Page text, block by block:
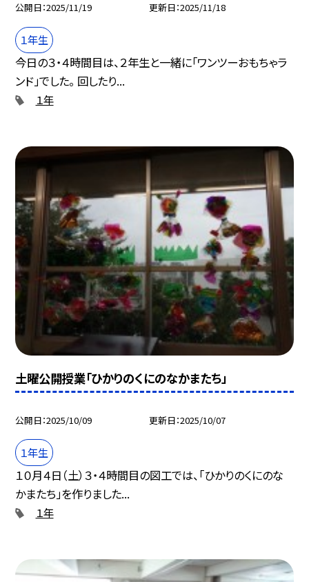
公開日 2025/11/19 更新日 2025/11/18
１年生
今日の３・４時間目は、２年生と一緒に「ワンツーおもちゃラ
ンド」でした。 回したり...
１年
土曜公開授業「ひかりのくにのなかまたち」
公開日 2025/10/09 更新日 2025/10/07
１年生
１０月４日（土）３・４時間目の図工では、「ひかりのくにのな
かまたち」を作りました...
１年